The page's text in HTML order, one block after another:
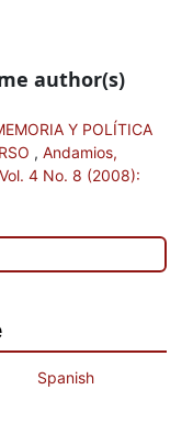
author(s)
Y POLÍTICA
, Andamios,
4 No. 8 (2008):
Spanish